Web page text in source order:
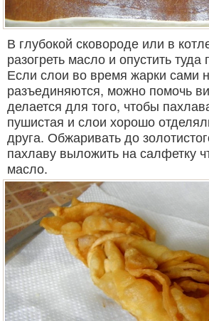
В глубокой сковороде или в
разогреть масло и опустить туда
Если слои во время жарки сами
разъединяются, можно помочь
делается для того, чтобы
пушистая и слои хорошо
друга. Обжаривать до
пахлаву выложить на салфетку
масло.